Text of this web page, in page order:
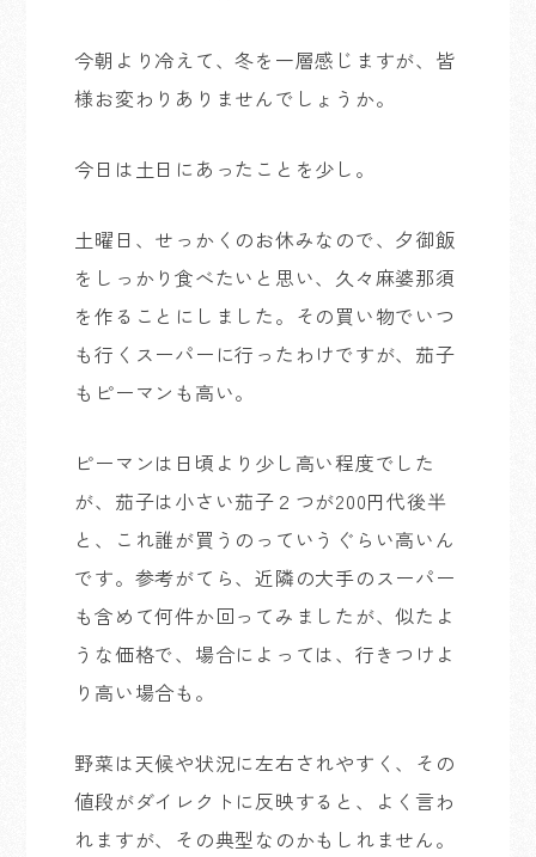
今朝より冷えて、冬を一層感じますが、皆
様お変わりありませんでしょうか。
今日は土日にあったことを少し。
土曜日、せっかくのお休みなので、夕御飯
をしっかり食べたいと思い、久々麻婆那須
を作ることにしました。その買い物でいつ
も行くスーパーに行ったわけですが、茄子
もピーマンも高い。
ピーマンは日頃より少し高い程度でした
が、茄子は小さい茄子２つが200円代後半
と、これ誰が買うのっていうぐらい高いん
です。参考がてら、近隣の大手のスーパー
も含めて何件か回ってみましたが、似たよ
うな価格で、場合によっては、行きつけよ
り高い場合も。
野菜は天候や状況に左右されやすく、その
値段がダイレクトに反映すると、よく言わ
れますが、その典型なのかもしれません。